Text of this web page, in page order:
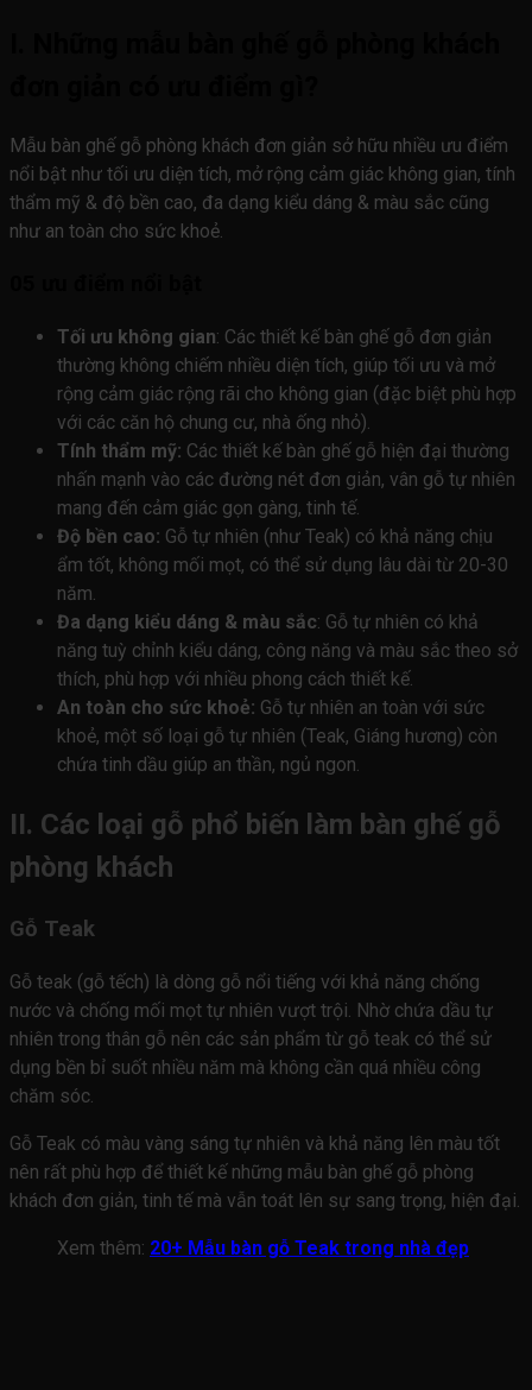
Mẫu bàn ghế gỗ phòng khách đơn giản sở hữu nhiều ưu điểm
nổi bật như tối ưu diện tích, mở rộng cảm giác không gian, tính
thẩm mỹ & độ bền cao, đa dạng kiểu dáng & màu sắc cũng
như an toàn cho sức khoẻ.
Tối ưu không gian: Các thiết kế bàn ghế gỗ đơn giản
thường không chiếm nhiều diện tích, giúp tối ưu và mở
rộng cảm giác rộng rãi cho không gian (đặc biệt phù hợp
với các căn hộ chung cư, nhà ống nhỏ).
Tính thẩm mỹ: Các thiết kế bàn ghế gỗ hiện đại thường
nhấn mạnh vào các đường nét đơn giản, vân gỗ tự nhiên
mang đến cảm giác gọn gàng, tinh tế.
Độ bền cao: Gỗ tự nhiên (như Teak) có khả năng chịu
ẩm tốt, không mối mọt, có thể sử dụng lâu dài từ 20-30
năm.
Đa dạng kiểu dáng & màu sắc: Gỗ tự nhiên có khả
năng tuỳ chỉnh kiểu dáng, công năng và màu sắc theo sở
thích, phù hợp với nhiều phong cách thiết kế.
An toàn cho sức khoẻ: Gỗ tự nhiên an toàn với sức
khoẻ, một số loại gỗ tự nhiên (Teak, Giáng hương) còn
chứa tinh dầu giúp an thần, ngủ ngon.
II. Các loại gỗ phổ biến làm bàn ghế gỗ
phòng khách
Gỗ Teak
Gỗ teak (gỗ tếch) là dòng gỗ nổi tiếng với khả năng chống
nước và chống mối mọt tự nhiên vượt trội. Nhờ chứa dầu tự
nhiên trong thân gỗ nên các sản phẩm từ gỗ teak có thể sử
dụng bền bỉ suốt nhiều năm mà không cần quá nhiều công
chăm sóc.
Gỗ Teak có màu vàng sáng tự nhiên và khả năng lên màu tốt
nên rất phù hợp để thiết kế những mẫu bàn ghế gỗ phòng
khách đơn giản, tinh tế mà vẫn toát lên sự sang trọng, hiện đại.
Xem thêm: 20+ Mẫu bàn gỗ Teak trong nhà đẹp